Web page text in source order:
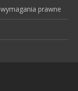
wymagania prawne